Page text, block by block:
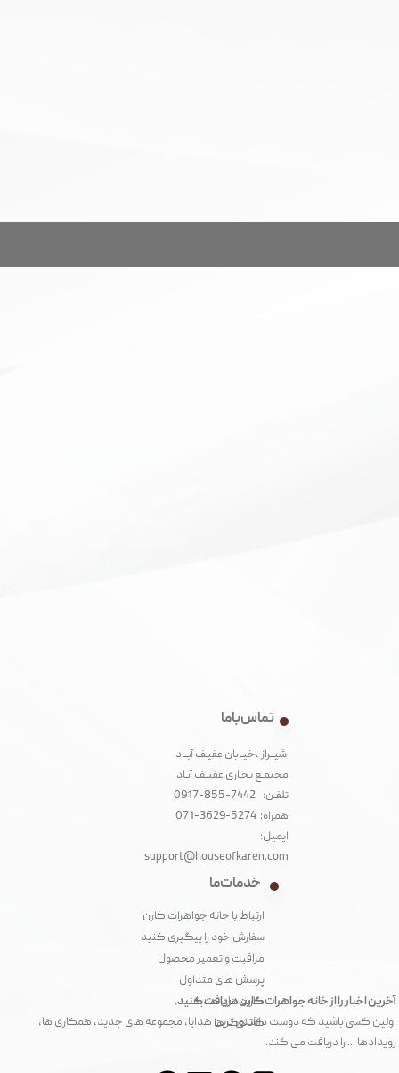
آخرین اخبار را از خانه جواهرات کارن دریافت کنید.
اولین کسی باشید که دوست داشتنی ترین هدایا، مجموعه های جدید، همکاری ها،
رویدادها ... را دریافت می کند.
تماس با ما
شیــراز ،خیـابان عفیـف آبــاد
مجتمـع تجـاری عفیــف آبـاد‌
تلفـن: 7442-855-0917
همراه: 5274-3629-071
ایمیل:
support@houseofkaren.com
خدمات ما
ارتباط با خانه جواهرات کارن
سفارش خود را پیگیری کنید
مراقبت و تعمیر محصول
پرسش های متداول
کارت های هدیه
کاتالوگ ها